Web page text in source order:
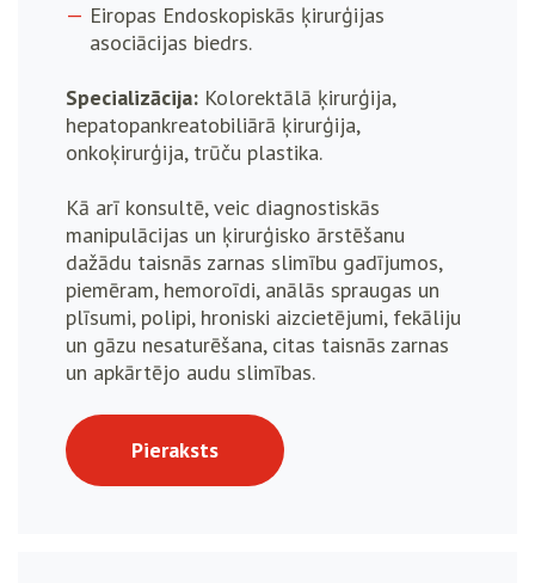
Eiropas Endoskopiskās ķirurģijas
asociācijas biedrs.
Specializācija: Kolorektālā ķirurģija,
hepatopankreatobiliārā ķirurģija,
onkoķirurģija, trūču plastika.
Kā arī konsultē, veic diagnostiskās
manipulācijas un ķirurģisko ārstēšanu
dažādu taisnās zarnas slimību gadījumos,
piemēram, hemoroīdi, anālās spraugas un
plīsumi, polipi, hroniski aizcietējumi, fekāliju
un gāzu nesaturēšana, citas taisnās zarnas
un apkārtējo audu slimības.
Pieraksts